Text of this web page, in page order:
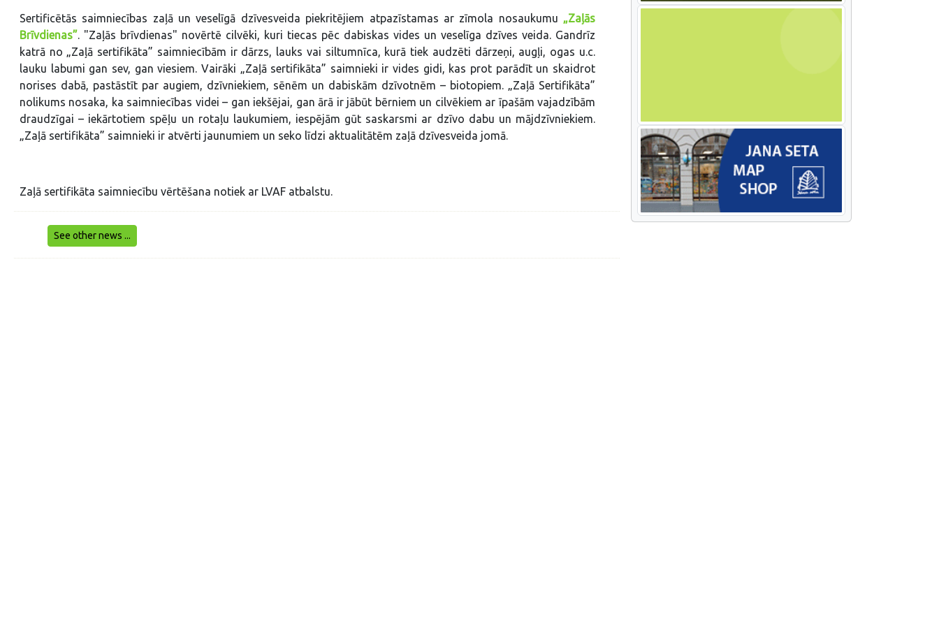
Sertificētās saimniecības zaļā un veselīgā dzīvesveida piekritējiem atpazīstamas ar zīmola nosaukumu „Zaļās
Brīvdienas”. "Zaļās brīvdienas" novērtē cilvēki, kuri tiecas pēc dabiskas vides un veselīga dzīves veida. Gandrīz
katrā no „Zaļā sertifikāta” saimniecībām ir dārzs, lauks vai siltumnīca, kurā tiek audzēti dārzeņi, augļi, ogas u.c.
lauku labumi gan sev, gan viesiem. Vairāki „Zaļā sertifikāta” saimnieki ir vides gidi, kas prot parādīt un skaidrot
norises dabā, pastāstīt par augiem, dzīvniekiem, sēnēm un dabiskām dzīvotnēm – biotopiem. „Zaļā Sertifikāta”
nolikums nosaka, ka saimniecības videi – gan iekšējai, gan ārā ir jābūt bērniem un cilvēkiem ar īpašām vajadzībām
draudzīgai – iekārtotiem spēļu un rotaļu laukumiem, iespējām gūt saskarsmi ar dzīvo dabu un mājdzīvniekiem.
„Zaļā sertifikāta” saimnieki ir atvērti jaunumiem un seko līdzi aktualitātēm zaļā dzīvesveida jomā.
Zaļā sertifikāta saimniecību vērtēšana notiek ar LVAF atbalstu.
See other news ...